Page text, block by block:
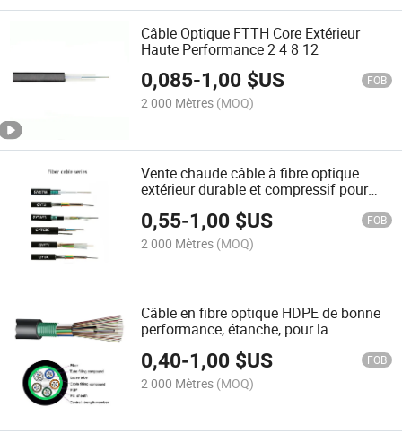
Câble Optique FTTH Core Extérieur
Haute Performance 2 4 8 12
0,085-1,00 $US FOB
2 000 Mètres (MOQ)
Vente chaude câble à fibre optique
extérieur durable et compressif pour
0,55-1,00 $US FOB
2 000 Mètres (MOQ)
Câble en fibre optique HDPE de bonne
performance, étanche, pour la
prévention des animaux
0,40-1,00 $US FOB
2 000 Mètres (MOQ)